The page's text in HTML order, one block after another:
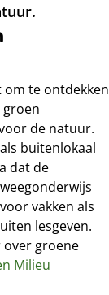
te ontdekken
de natuur.
buitenlokaal
dat de
vakken als
lesgeven.
over groene
Milieu